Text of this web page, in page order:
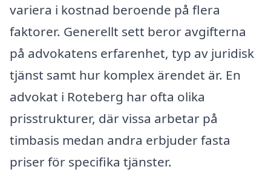
variera i kostnad beroende på flera
faktorer. Generellt sett beror avgifterna
på advokatens erfarenhet, typ av juridisk
tjänst samt hur komplex ärendet är. En
advokat i Roteberg har ofta olika
prisstrukturer, där vissa arbetar på
timbasis medan andra erbjuder fasta
priser för specifika tjänster.